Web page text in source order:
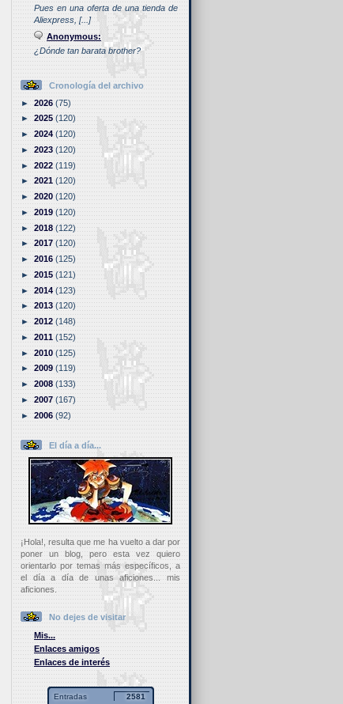
Pues en una oferta de una tienda de
Aliexpress, [...]
Anonymous:
¿Dónde tan barata brother?
Cronología del archivo
►2026(75)
►2025(120)
►2024(120)
►2023(120)
►2022(119)
►2021(120)
►2020(120)
►2019(120)
►2018(122)
►2017(120)
►2016(125)
►2015(121)
►2014(123)
►2013(120)
►2012(148)
►2011(152)
►2010(125)
►2009(119)
►2008(133)
►2007(167)
►2006(92)
El día a día...
¡Hola!, resulta que me ha vuelto a dar por
poner un blog, pero esta vez quiero
orientarlo por temas más específicos, a
el día a día de unas aficiones... mis
aficiones.
No dejes de visitar
Mis...
Enlaces amigos
Enlaces de interés
Entradas 2581